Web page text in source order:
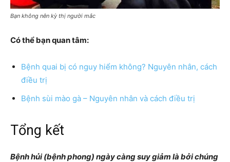
Bạn không nên kỳ thị người mắc
Có thể bạn quan tâm:
Bệnh quai bị có nguy hiểm không? Nguyên nhân, cách
điều trị
Bệnh sùi mào gà – Nguyên nhân và cách điều trị
Tổng kết
Bệnh hủi (bệnh phong) ngày càng suy giảm là bởi chúng